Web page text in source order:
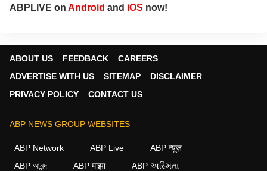
ABPLIVE on Android and iOS now!
ABOUT US FEEDBACK
CAREERS
ADVERTISE WITH US
SITEMAP
DISCLAIMER
PRIVACY POLICY
CONTACT US
ABP NEWS GROUP WEBSITES
ABP Network ABP Live
ABP न्यूज़
ABP আনন্দ
ABP माझा
ABP અસ્મિતા